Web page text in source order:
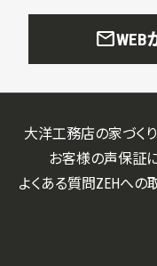
mailWEB
大洋工務店の家づくり
お客様の声保証
よくある質問ZEHへの